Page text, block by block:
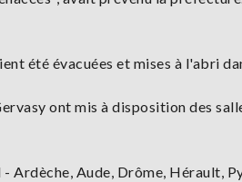
été évacuées et mises à l'abri
ont mis à disposition des
Ardèche, Aude, Drôme, Hérault,